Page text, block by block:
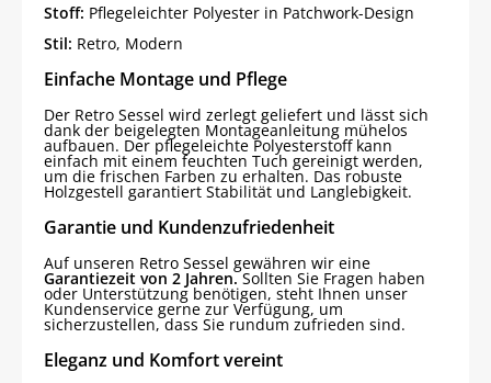
Stoff: Pflegeleichter Polyester in Patchwork-Design
Stil: Retro, Modern
Einfache Montage und Pflege
Der Retro Sessel wird zerlegt geliefert und lässt sich
dank der beigelegten Montageanleitung mühelos
aufbauen. Der pflegeleichte Polyesterstoff kann
einfach mit einem feuchten Tuch gereinigt werden,
um die frischen Farben zu erhalten. Das robuste
Holzgestell garantiert Stabilität und Langlebigkeit.
Garantie und Kundenzufriedenheit
Auf unseren Retro Sessel gewähren wir eine
Garantiezeit von 2 Jahren.Sollten Sie Fragen haben
oder Unterstützung benötigen, steht Ihnen unser
Kundenservice gerne zur Verfügung, um
sicherzustellen, dass Sie rundum zufrieden sind.
Eleganz und Komfort vereint